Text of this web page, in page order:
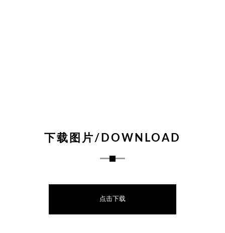
下载图片/DOWNLOAD
点击下载